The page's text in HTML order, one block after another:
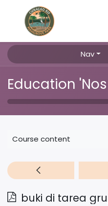
Nav
Course content
buki di tarea